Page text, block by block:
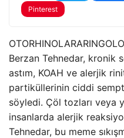
Pinterest
Berzan Tehnedar, kronik
astım, KOAH ve alerjik
partiküllerinin ciddi
söyledi. Çöl tozları veya
insanlarda alerjik
Tehnedar, bu meme